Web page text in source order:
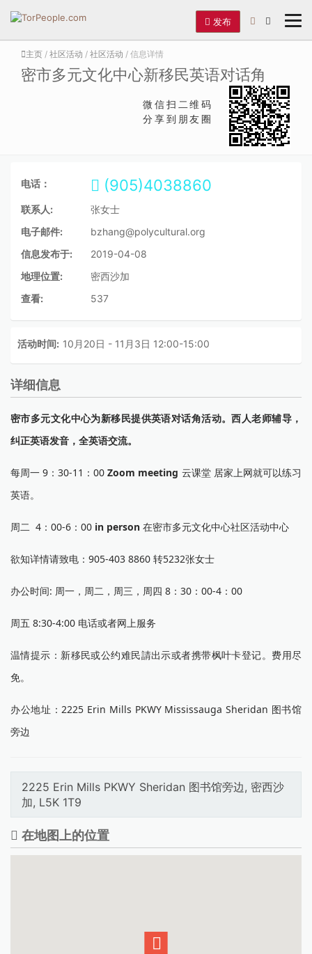
发布
主页 / 社区活动 / 社区活动 / 信息详情
密市多元文化中心新移民英语对话角
微信扫二维码
分享到朋友圈
电话： (905)4038860
联系人:
张女士
电子邮件:
bzhang@polycultural.org
信息发布于:
2019-04-08
地理位置:
密西沙加
查看:
537
活动时间: 10月20日 - 11月3日 12:00-15:00
详细信息
密市多元文化中心为新移民提供英语对话角活动。西人老师辅导，
纠正英语发音，全英语交流。
每周一 9：30-11：00Zoom meeting 云课堂 居家上网就可以练习
英语。
周二 4：00-6：00 in person 在密市多元文化中心社区活动中心
欲知详情请致电：905-403 8860 转5232张女士
办公时间: 周一，周二，周三，周四 8：30：00-4：00
周五 8:30-4:00 电话或者网上服务
温情提示：新移民或公约难民請出示或者携带枫叶卡登记。费用尽
免。
办公地址：2225 Erin Mills PKWY Mississauga Sheridan 图书馆
旁边
2225 Erin Mills PKWY Sheridan 图书馆旁边, 密西沙
加, L5K 1T9
在地图上的位置